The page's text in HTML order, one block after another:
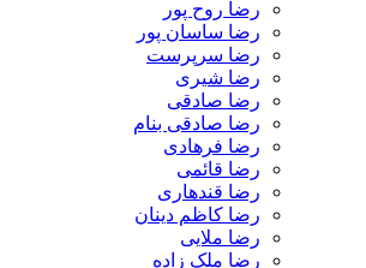
رضا روح پور
رضا ساسان پور
رضا سرپرست
رضا شیری
رضا صادقی
رضا صادقی بنام
رضا فرهادی
رضا قائمی
رضا قندهاری
رضا کاظم دینان
رضا ملایی
رضا ملک زاده